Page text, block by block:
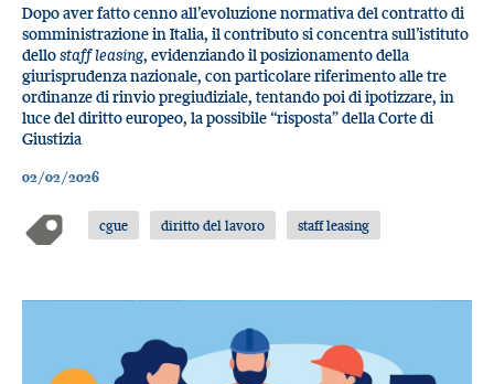
Dopo aver fatto cenno all’evoluzione normativa del contratto di
somministrazione in Italia, il contributo si concentra sull’istituto
dellostaff leasing, evidenziando il posizionamento della
giurisprudenza nazionale, con particolare riferimento alle tre
ordinanze di rinvio pregiudiziale, tentando poi di ipotizzare, in
luce del diritto europeo, la possibile “risposta” della Corte di
Giustizia
02/02/2026
cgue diritto del lavoro staff leasing